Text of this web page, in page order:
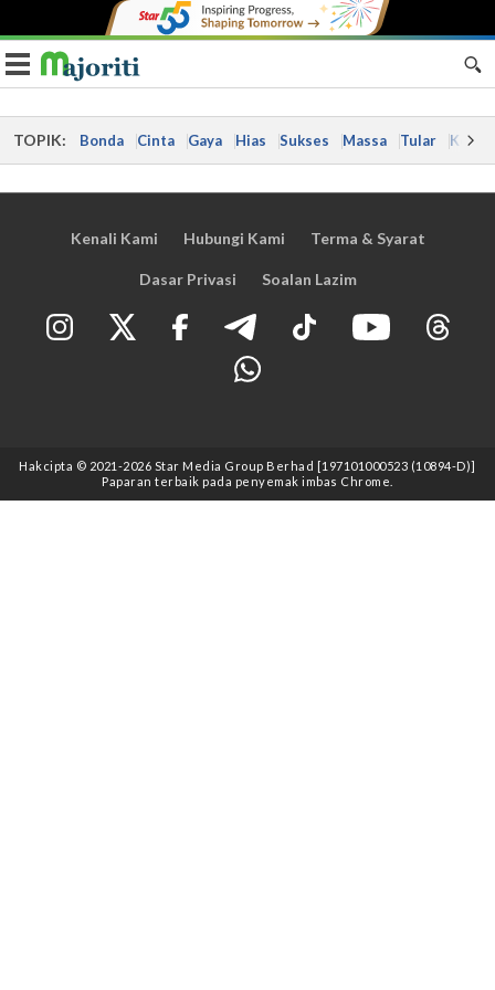
Toggle navigation
TOPIK: Bonda Cinta Gaya Hias Sukses Massa Tular Kes
Kenali Kami Hubungi Kami Terma & Syarat
Dasar Privasi Soalan Lazim
Hakcipta © 2021 -2026 Star Media Group Berhad [197101000523 (10894-D)]
Paparan terbaik pada penyemak imbas Chrome.